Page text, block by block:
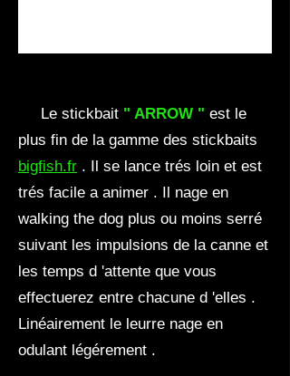
Le stickbait " ARROW " est le
plus fin de la gamme des stickbaits
bigfish.fr . Il se lance trés loin et est
trés facile a animer . Il nage en
walking the dog plus ou moins serré
suivant les impulsions de la canne et
les temps d 'attente que vous
effectuerez entre chacune d 'elles .
Linéairement le leurre nage en
odulant légérement .